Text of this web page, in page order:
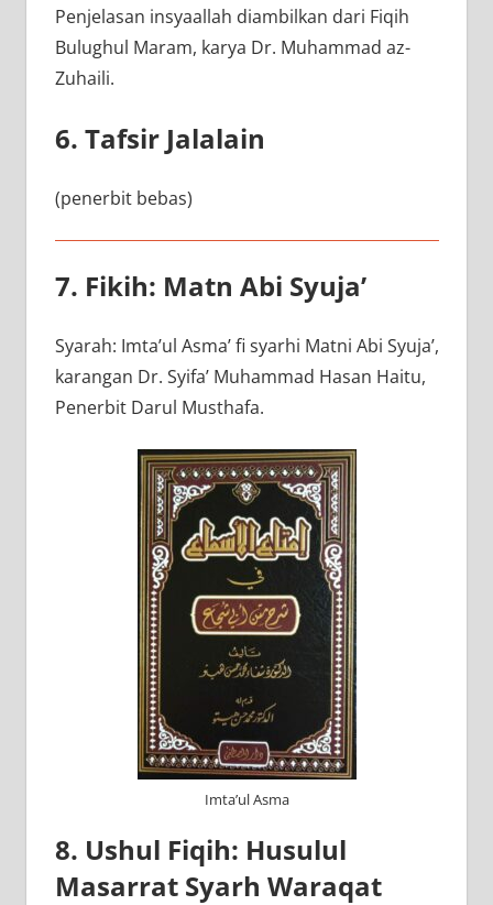
Penjelasan insyaallah diambilkan dari Fiqih
Bulughul Maram, karya Dr. Muhammad az-
Zuhaili.
6. Tafsir Jalalain
(penerbit bebas)
7. Fikih: Matn Abi Syuja’
Syarah: Imta’ul Asma’ fi syarhi Matni Abi Syuja’,
karangan Dr. Syifa’ Muhammad Hasan Haitu,
Penerbit Darul Musthafa.
Imta’ul Asma
8. Ushul Fiqih: Husulul
Masarrat Syarh Waraqat